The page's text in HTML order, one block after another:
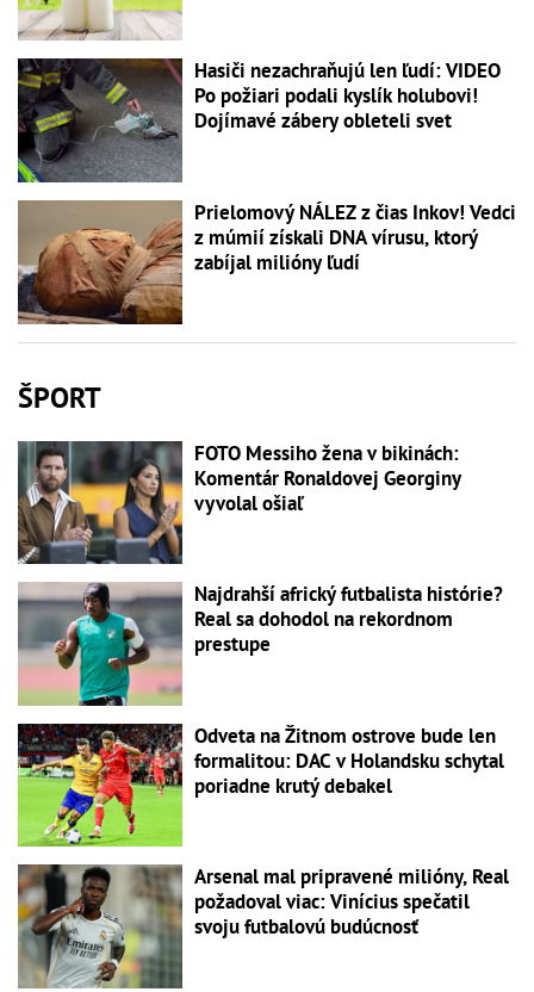
Hasiči nezachraňujú len ľudí: VIDEO
Po požiari podali kyslík holubovi!
Dojímavé zábery obleteli svet
Prielomový NÁLEZ z čias Inkov! Vedci
z múmií získali DNA vírusu, ktorý
zabíjal milióny ľudí
ŠPORT
FOTO Messiho žena v bikinách:
Komentár Ronaldovej Georginy
vyvolal ošiaľ
Najdrahší africký futbalista histórie?
Real sa dohodol na rekordnom
prestupe
Odveta na Žitnom ostrove bude len
formalitou: DAC v Holandsku schytal
poriadne krutý debakel
Arsenal mal pripravené milióny, Real
požadoval viac: Vinícius spečatil
svoju futbalovú budúcnosť